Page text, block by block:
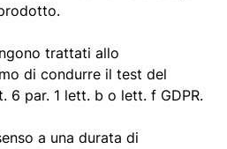
trattati allo
di condurre il test del
6 par. 1 lett. b o lett. f GDPR.
a una durata di